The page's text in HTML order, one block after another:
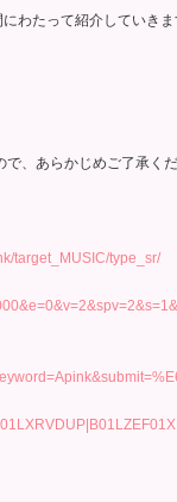
わたって紹介していきま
、あらかじめご了承くだ
target_MUSIC/type_sr/